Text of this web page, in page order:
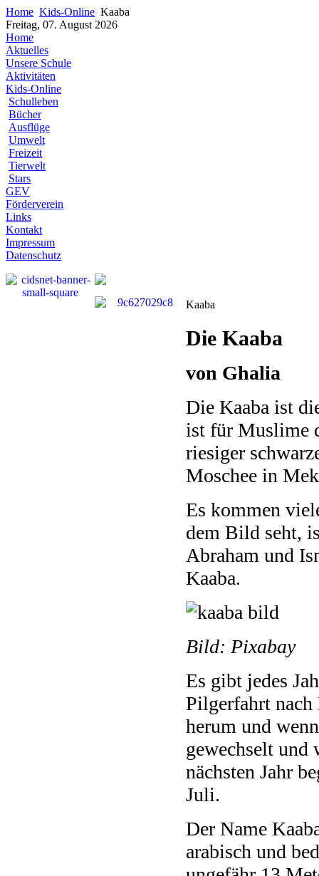
Home Kids-Online Kaaba
Freitag, 07. August 2026
Home
Aktuelles
Unsere Schule
Aktivitäten
Kids-Online
Schulleben
Bücher
Ausflüge
Umwelt
Freizeit
Tierwelt
Stars
GEV
Förderverein
Links
Kontakt
Impressum
Datenschutz
Kaaba
Die Kaaba
von Ghalia
Die Kaaba ist
ist für Muslime
riesiger
Moschee in
Es kommen
dem Bild seht,
Abraham und
Kaaba.
Bild: Pixabay
Es gibt jedes
Pilgerfahrt
herum und
gewechselt und
nächsten Jahr
Juli.
Der Name
arabisch und